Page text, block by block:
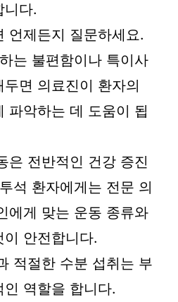
니다.
언제든지 질문하세요.
는 불편함이나 특이사
면 의료진이 환자의
파악하는 데 도움이 됩
은 전반적인 건강 증진
석 환자에게는 전문 의
에게 맞는 운동 종류와
안전합니다.
적절한 수분 섭취는 부
역할을 합니다.